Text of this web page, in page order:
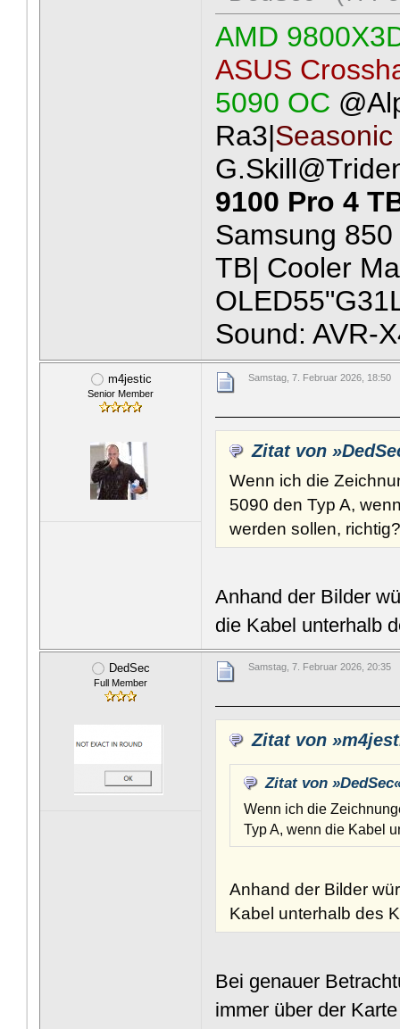
AMD
ASUS
5090 OC
Ra3|
9100 Pro 4
Samsung
TB| Cooler
Sound: AVR-
m4jestic
Senior Member
Samstag, 7. Februar 2026, 18:50
Zitat von
Wenn ich die
5090 den Typ A,
werden sollen,
Anhand der Bilder
die Kabel unterhalb
DedSec
Full Member
Samstag, 7. Februar 2026, 20:35
Zitat von
Zitat von
Wenn ich die
Typ A, wenn die Kabel
Anhand der Bilder
Kabel unterhalb des
Bei genauer
immer über der